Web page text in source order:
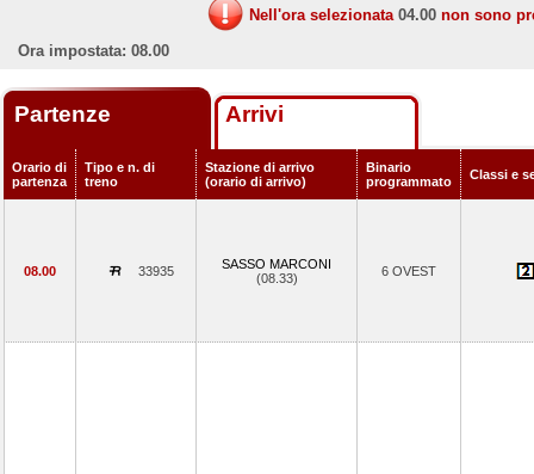
Nell'ora selezionata 04.00 non sono
Ora impostata: 08.00
Partenze Arrivi
Orario di
partenza
Tipo e n. di
treno
Stazione di arrivo
(orario di arrivo)
Binario
programmato
Classi e
08.00 33935
SASSO MARCONI
(08.33)
6 OVEST